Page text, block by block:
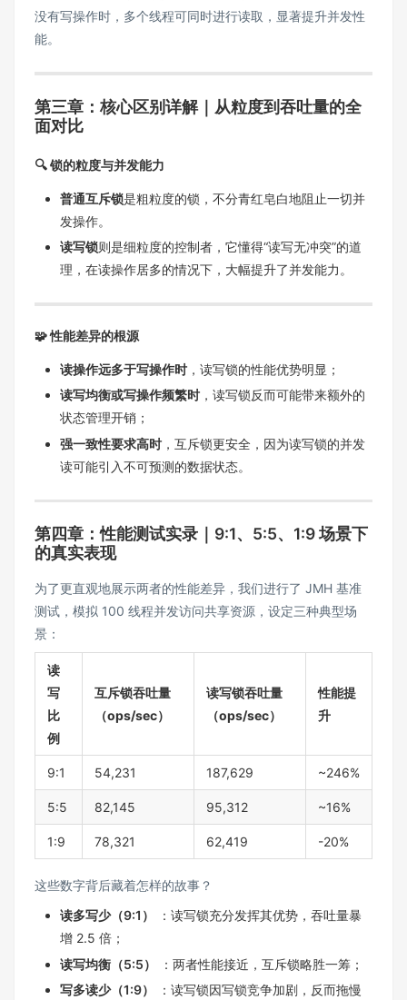
没有写操作时，多个线程可同时进行读取，显著提升并发性
能。
第三章：核心区别详解｜从粒度到吞吐量的全
面对比
🔍 锁的粒度与并发能力
普通互斥锁是粗粒度的锁，不分青红皂白地阻止一切并
发操作。
读写锁则是细粒度的控制者，它懂得“读写无冲突”的道
理，在读操作居多的情况下，大幅提升了并发能力。
🧩 性能差异的根源
读操作远多于写操作时 ，读写锁的性能优势明显；
读写均衡或写操作频繁时 ，读写锁反而可能带来额外的
状态管理开销；
强一致性要求高时 ，互斥锁更安全，因为读写锁的并发
读可能引入不可预测的数据状态。
第四章：性能测试实录｜9:1、5:5、1:9 场景下
的真实表现
为了更直观地展示两者的性能差异，我们进行了 JMH 基准
测试，模拟 100 线程并发访问共享资源，设定三种典型场
景：
读
写
比
例
互斥锁吞吐量
（ops/sec）
读写锁吞吐量
（ops/sec）
性能提
升
9:1 54,231 187,629 ~246%
5:5 82,145 95,312 ~16%
1:9 78,321 62,419 -20%
这些数字背后藏着怎样的故事？
读多写少（9:1）
：读写锁充分发挥其优势，吞吐量暴
增 2.5 倍；
读写均衡（5:5）
：两者性能接近，互斥锁略胜一筹；
写多读少（1:9）
：读写锁因写锁竞争加剧，反而拖慢